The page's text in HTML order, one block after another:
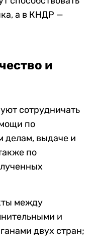
а в КНДР —
и
сотрудничать
по
делам, выдаче и
по
между
и
двух стран;